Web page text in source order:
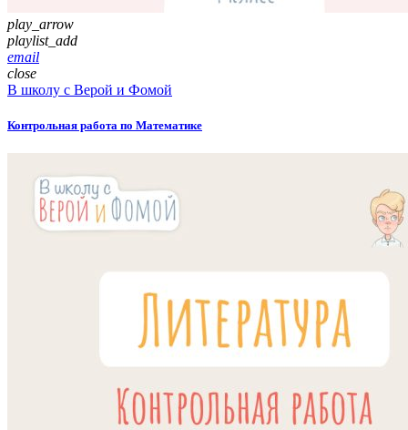
play_arrow
playlist_add
email
close
В школу с Верой и Фомой
Контрольная работа по Математике